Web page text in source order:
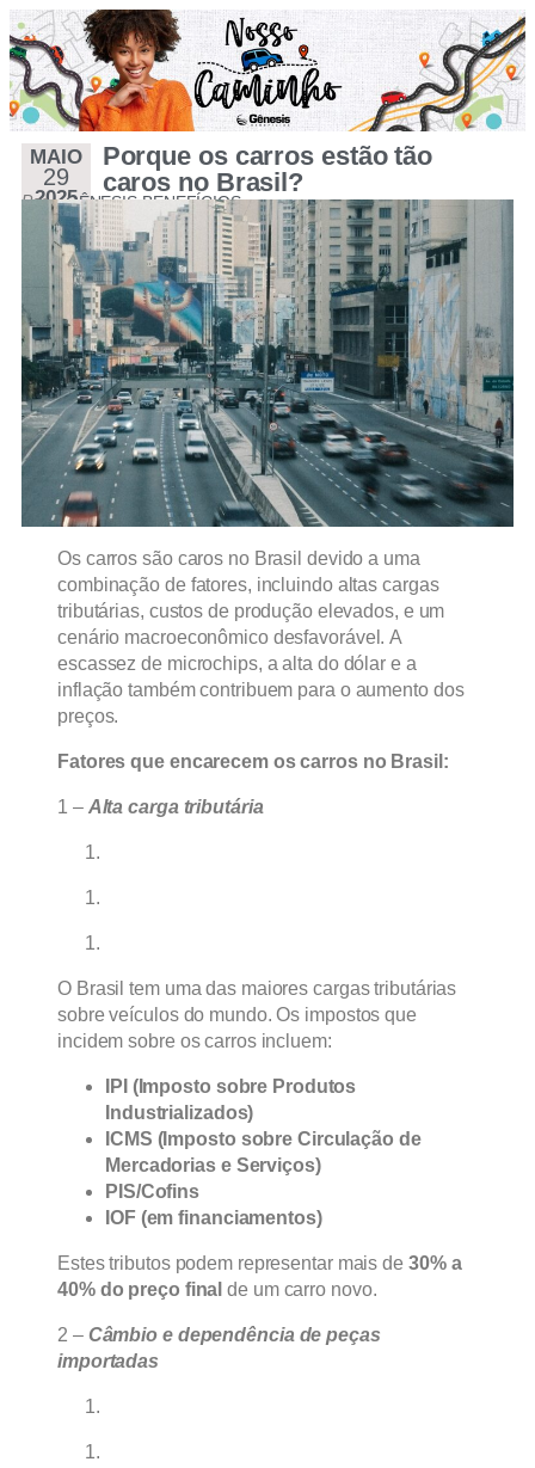
MAIO
29
2025
Porque os carros estão tão
caros no Brasil?
Por GÊNESIS BENEFÍCIOS
Os carros são caros no Brasil devido a uma
combinação de fatores, incluindo altas cargas
tributárias, custos de produção elevados, e um
cenário macroeconômico desfavorável. A
escassez de microchips, a alta do dólar e a
inflação também contribuem para o aumento dos
preços.
Fatores que encarecem os carros no Brasil:
1 – Alta carga tributária
O Brasil tem uma das maiores cargas tributárias
sobre veículos do mundo. Os impostos que
incidem sobre os carros incluem:
IPI (Imposto sobre Produtos
Industrializados)
ICMS (Imposto sobre Circulação de
Mercadorias e Serviços)
PIS/Cofins
IOF (em financiamentos)
Estes tributos podem representar mais de 30% a
40% do preço final de um carro novo.
2 – Câmbio e dependência de peças
importadas